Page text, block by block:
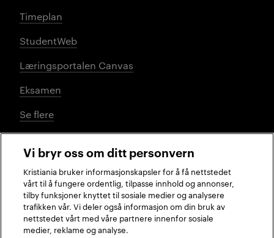
Timeplan
StudentWeb
Læringsportalen Canvas
Eksamen
Se flere
Sosiale medier
FacebookInstagramLinkedInTikTok
Vi bryr oss om ditt personvern
Kristiania bruker informasjonskapsler for å få nettstedet
vårt til å fungere ordentlig, tilpasse innhold og annonser,
tilby funksjoner knyttet til sosiale medier og analysere
trafikken vår. Vi deler også informasjon om din bruk av
nettstedet vårt med våre partnere innenfor sosiale
medier, reklame og analyse.